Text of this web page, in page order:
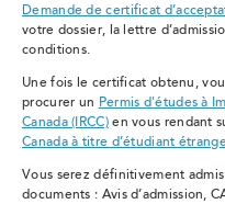
Demande de certificat
votre dossier, la lettre
conditions.
Une fois le certificat obtenu,
procurer un Permis d'études à
Canada (IRCC)en vous rendant
Canada à titre d’étudiant
Vous serez définitivement
documents : Avis d’admission,